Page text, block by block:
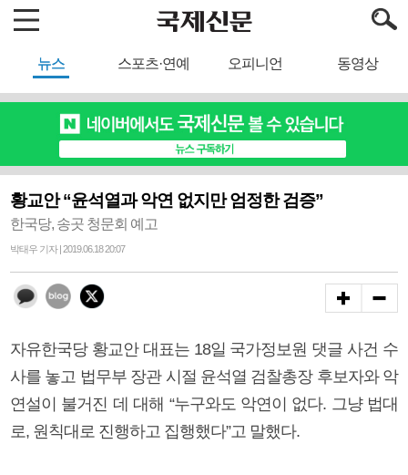
뉴스 스포츠·연예 오피니언 동영상
황교안 “윤석열과 악연 없지만 엄정한 검증”
한국당, 송곳 청문회 예고
박태우 기자 | 2019.06.18 20:07
자유한국당 황교안 대표는 18일 국가정보원 댓글 사건 수
사를 놓고 법무부 장관 시절 윤석열 검찰총장 후보자와 악
연설이 불거진 데 대해 “누구와도 악연이 없다. 그냥 법대
로, 원칙대로 진행하고 집행했다”고 말했다.